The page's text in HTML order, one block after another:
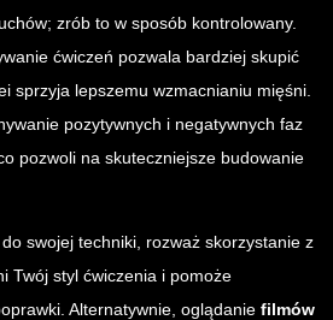
zrób to w sposób kontrolowany.
ćwiczeń pozwala bardziej skupić
sprzyja lepszemu wzmacnianiu mięśni.
pozytywnych i negatywnych faz
pozwoli na skuteczniejsze budowanie
swojej techniki, rozważ skorzystanie z
Twój styl ćwiczenia i pomoże
Alternatywnie, oglądanie filmów